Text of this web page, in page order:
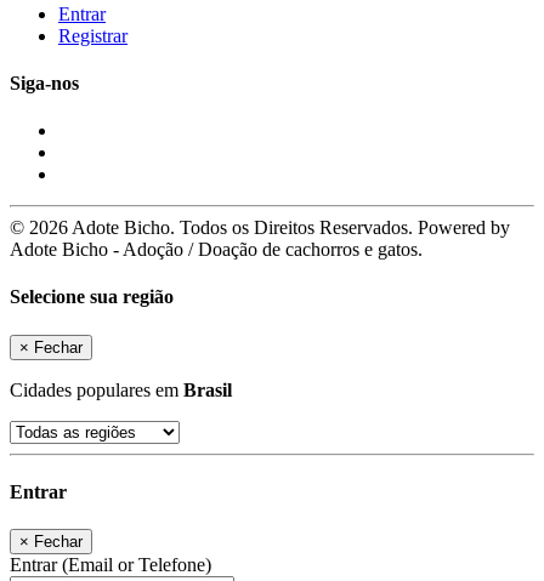
Entrar
Registrar
Siga-nos
© 2026 Adote Bicho. Todos os Direitos Reservados. Powered by
Adote Bicho - Adoção / Doação de cachorros e gatos.
Selecione sua região
× Fechar
Cidades populares em Brasil
Entrar
× Fechar
Entrar (Email or Telefone)